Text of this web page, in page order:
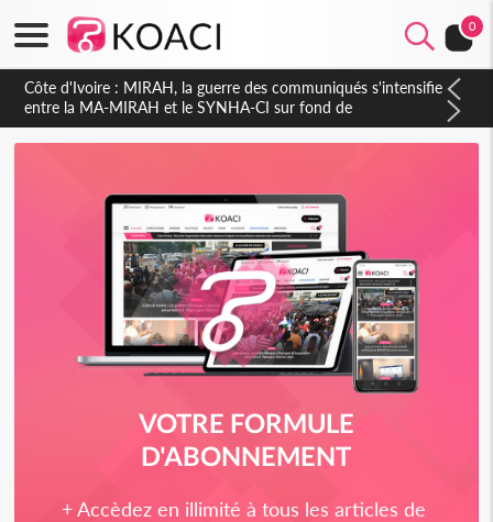
0
Côte d'Ivoire : MIRAH, la guerre des communiqués s'intensifie
entre la MA-MIRAH et le SYNHA-CI sur fond de
gouvernance et le projet de précompte sur les salaires des
agents
VOTRE FORMULE
D'ABONNEMENT
+ Accèdez en illimité à tous les articles de